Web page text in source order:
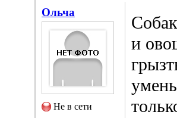
Ольча
Не в сети
и